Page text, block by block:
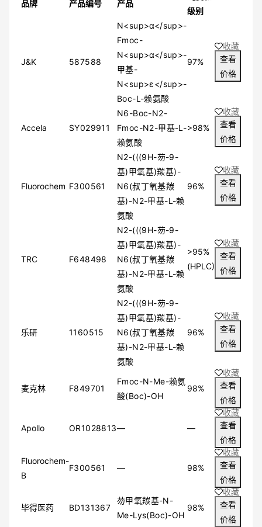
品牌 产品编号 产品
级别
J&K 587588
N<sup>α</sup>-
Fmoc-
N<sup>α</sup>-
甲基-
N<sup>ε</sup>-
Boc-L-赖氨酸
97%
收藏
查看
价格
Accela SY029911
N6-Boc-N2-
Fmoc-N2-甲基-L-
赖氨酸
>98%
收藏
查看
价格
Fluorochem F300561
N2-(((9H-芴-9-
基)甲氧基)羰基)-
N6(叔丁氧基羰
基)-N2-甲基-L-赖
氨酸
96%
收藏
查看
价格
TRC F648498
N2-(((9H-芴-9-
基)甲氧基)羰基)-
N6(叔丁氧基羰
基)-N2-甲基-L-赖
氨酸
>95%
(HPLC)
收藏
查看
价格
乐研 1160515
N2-(((9H-芴-9-
基)甲氧基)羰基)-
N6(叔丁氧基羰
基)-N2-甲基-L-赖
氨酸
96%
收藏
查看
价格
麦克林 F849701
Fmoc-N-Me-赖氨
酸(Boc)-OH
98%
收藏
查看
价格
Apollo OR1028813— —
收藏
查看
价格
Fluorochem-
B
F300561 — 98%
收藏
查看
价格
毕得医药 BD131367
芴甲氧羰基-N-
Me-Lys(Boc)-OH
98%
收藏
查看
价格